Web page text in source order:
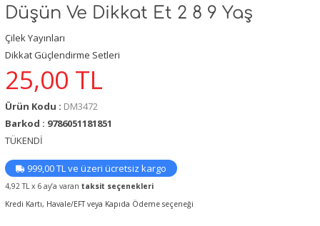
Düşün Ve Dikkat Et 2 8 9 Yaş
Çilek Yayınları
Dikkat Güçlendirme Setleri
25,00 TL
Ürün Kodu : DM3472
Barkod : 9786051181851
TÜKENDİ
999,00 TL ve üzeri ücretsiz kargo
4,92 TL x 6 ay’a varan taksit seçenekleri
Kredi Kartı, Havale/EFT veya Kapıda Ödeme seçeneği